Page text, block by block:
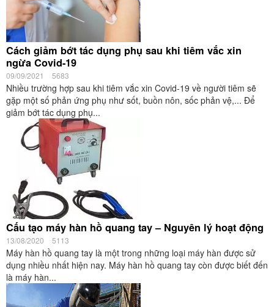
Cách giảm bớt tác dụng phụ sau khi tiêm vắc xin
ngừa Covid-19
09/09/2021 5683
Nhiều trường hợp sau khi tiêm vắc xin Covid-19 về người tiêm sẽ
gặp một số phản ứng phụ như sốt, buồn nôn, sốc phản vệ,... Để
giảm bớt tác dụng phụ...
Cấu tạo máy hàn hồ quang tay – Nguyên lý hoạt động
13/08/2020 5113
Máy hàn hồ quang tay là một trong những loại máy hàn được sử
dụng nhiều nhất hiện nay. Máy hàn hồ quang tay còn được biết đến
là máy hàn...